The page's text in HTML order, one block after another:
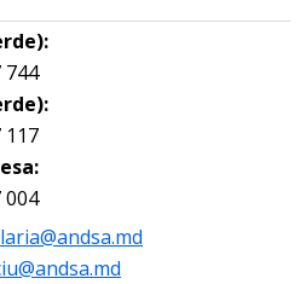
744
117
004